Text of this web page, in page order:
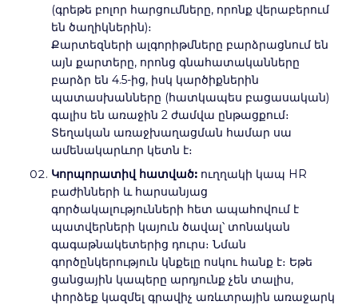
(գրեթե բոլոր հարցումները, որոնք վերաբերում
են ծաղիկներին)։
Քարտեզների ալգորիթմները բարձրացնում են
այն քարտերը, որոնց գնահատականները
բարձր են 4.5-ից, իսկ կարծիքներին
պատասխանները (հատկապես բացասական)
գալիս են առաջին 2 ժամվա ընթացքում։
Տեղական առաջխաղացման համար սա
ամենակարևոր կետն է։
Կորպորատիվ հատված: ուղղակի կապ HR
բաժինների և հարսանյաց
գործակալությունների հետ ապահովում է
պատվերների կայուն ծավալ՝ տոնական
գագաթնակետերից դուրս։ Նման
գործընկերություն կնքելը ոսկու հանք է։ Եթե
ցանցային կապերը արդյունք չեն տալիս,
փորձեք կազմել գրավիչ առևտրային առաջարկ